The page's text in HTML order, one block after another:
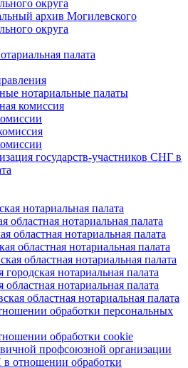
округа
архив Могилевского
округа
палата
нотариальные палаты
комиссия
государств-участников СНГ в
нотариальная палата
областная нотариальная палата
областная нотариальная палата
областная нотариальная палата
областная нотариальная палата
нотариальная палата
нотариальная палата
областная нотариальная палата
обработки персональных
обработки cookie
профсоюзной организации
отношении обработки